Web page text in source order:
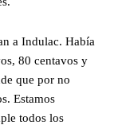
a Indulac. Había
80 centavos y
que por no
Estamos
todos los